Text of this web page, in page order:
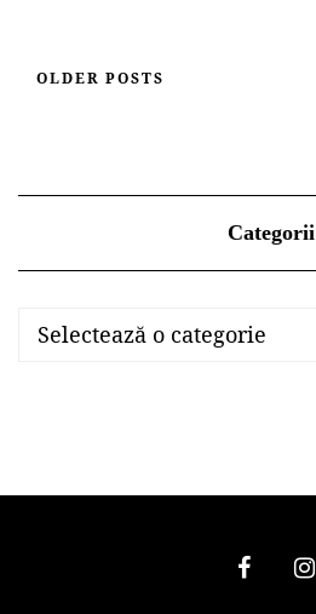
OLDER POSTS
Categorii
Categorii
Selectează o categorie
Categorii